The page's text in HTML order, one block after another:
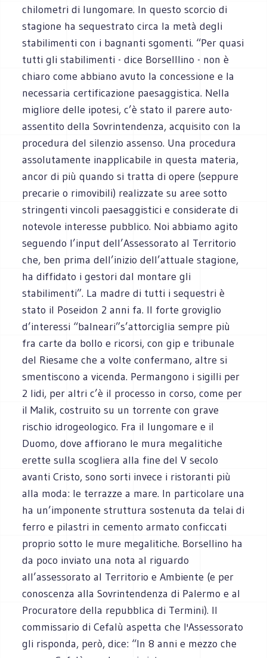
chilometri di lungomare. In questo scorcio di
stagione ha sequestrato circa la metà degli
stabilimenti con i bagnanti sgomenti. “Per quasi
tutti gli stabilimenti - dice Borselllino - non è
chiaro come abbiano avuto la concessione e la
necessaria certificazione paesaggistica. Nella
migliore delle ipotesi, c’è stato il parere auto-
assentito della Sovrintendenza, acquisito con la
procedura del silenzio assenso. Una procedura
assolutamente inapplicabile in questa materia,
ancor di più quando si tratta di opere (seppure
precarie o rimovibili) realizzate su aree sotto
stringenti vincoli paesaggistici e considerate di
notevole interesse pubblico. Noi abbiamo agito
seguendo l’input dell’Assessorato al Territorio
che, ben prima dell’inizio dell’attuale stagione,
ha diffidato i gestori dal montare gli
stabilimenti”. La madre di tutti i sequestri è
stato il Poseidon 2 anni fa. Il forte groviglio
d’interessi “balneari”s’attorciglia sempre più
fra carte da bollo e ricorsi, con gip e tribunale
del Riesame che a volte confermano, altre si
smentiscono a vicenda. Permangono i sigilli per
2 lidi, per altri c’è il processo in corso, come per
il Malik, costruito su un torrente con grave
rischio idrogeologico. Fra il lungomare e il
Duomo, dove affiorano le mura megalitiche
erette sulla scogliera alla fine del V secolo
avanti Cristo, sono sorti invece i ristoranti più
alla moda: le terrazze a mare. In particolare una
ha un’imponente struttura sostenuta da telai di
ferro e pilastri in cemento armato conficcati
proprio sotto le mure megalitiche. Borsellino ha
da poco inviato una nota al riguardo
all’assessorato al Territorio e Ambiente (e per
conoscenza alla Sovrintendenza di Palermo e al
Procuratore della repubblica di Termini). Il
commissario di Cefalù aspetta che l'Assessorato
gli risponda, però, dice: “In 8 anni e mezzo che